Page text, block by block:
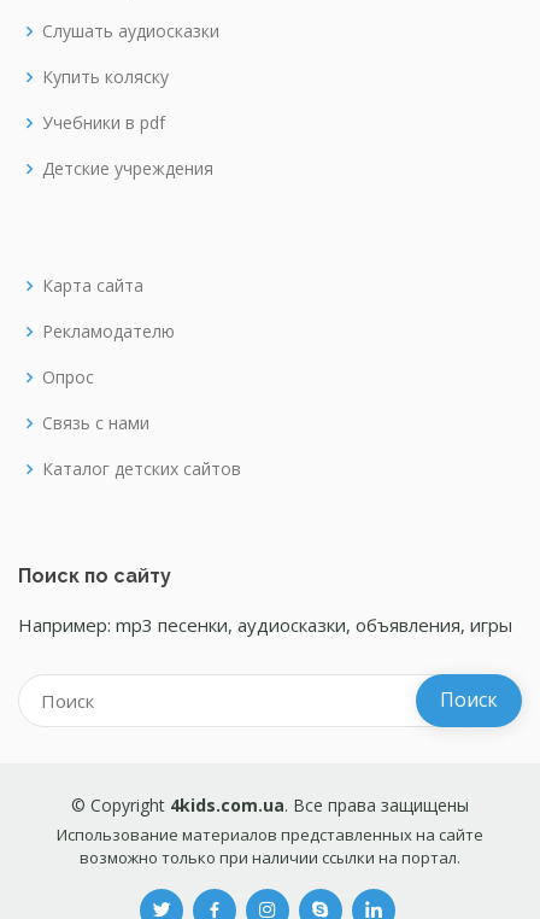
Слушать аудиосказки
Купить коляску
Учебники в pdf
Детские учреждения
Карта сайта
Рекламодателю
Опрос
Связь с нами
Каталог детских сайтов
Поиск по сайту
Например: mp3 песенки, аудиосказки, объявления, игры
© Copyright 4kids.com.ua. Все права защищены
Использование материалов представленных на сайте
возможно только при наличии ссылки на портал.